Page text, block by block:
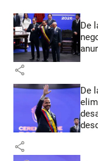
De
share
De
share